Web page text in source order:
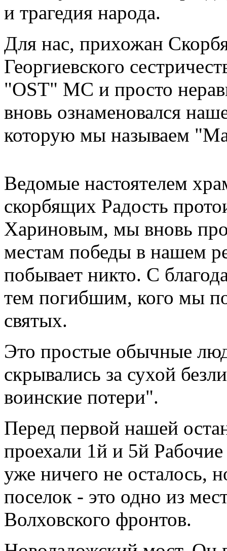
и трагедия народа.
Для нас, прихожан
Георгиевского
"OST" MC и просто
вновь ознаменовался
которую мы называем
Ведомые настоятелем
скорбящих Радость
Хариновым, мы вновь
местам победы в нашем
побывает никто. С
тем погибшим, кого мы
святых.
Это простые обычные
скрывались за сухой
воинские потери".
Перед первой нашей
проехали 1й и 5й
уже ничего не осталось,
поселок - это одно из
Волховского фронтов.